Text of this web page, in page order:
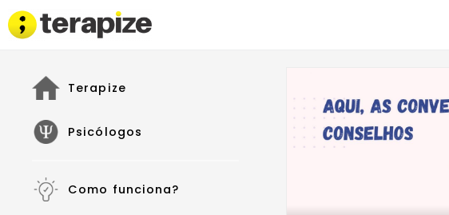
Terapize
Psicólogos
Como funciona?